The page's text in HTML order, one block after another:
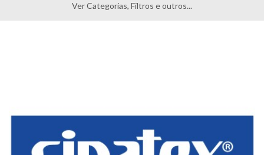
Ver Categorias, Filtros e outros...